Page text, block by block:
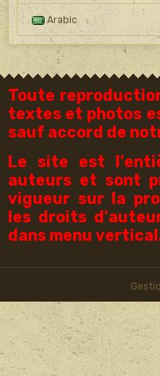
Arabic
Toute
textes et photos
sauf accord de
Le site est
auteurs et sont
vigueur sur la
les droits
dans menu